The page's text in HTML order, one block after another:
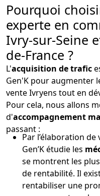
Pourquoi
experte en
Ivry-sur-Seine
de-France ?
L'acquisition de trafic
Gen'K pour augmenter
vente Ivryens tout en
Pour cela, nous allons
d'accompagnement
passant :
Par l’élaboration
Gen’K étudie les
se montrent les
de rentabilité. Il
rentabiliser une